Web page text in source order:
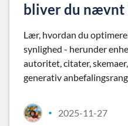
bliver du nævnt
Lær, hvordan du
synlighed - herunder
autoritet, citater,
generativ
• 2025-11-27